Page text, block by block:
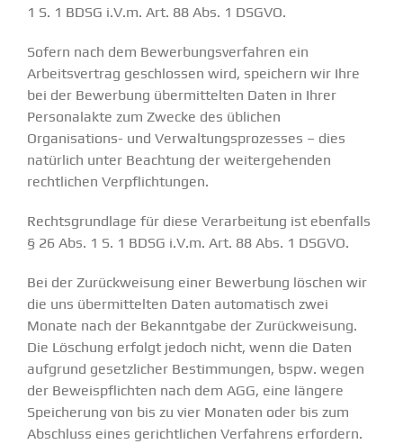
1 S. 1 BDSG i.V.m. Art. 88 Abs. 1 DSGVO.
Sofern nach dem Bewerbungsverfahren ein
Arbeitsvertrag geschlossen wird, speichern wir Ihre
bei der Bewerbung übermittelten Daten in Ihrer
Personalakte zum Zwecke des üblichen
Organisations- und Verwaltungsprozesses – dies
natürlich unter Beachtung der weitergehenden
rechtlichen Verpflichtungen.
Rechtsgrundlage für diese Verarbeitung ist ebenfalls
§ 26 Abs. 1 S. 1 BDSG i.V.m. Art. 88 Abs. 1 DSGVO.
Bei der Zurückweisung einer Bewerbung löschen wir
die uns übermittelten Daten automatisch zwei
Monate nach der Bekanntgabe der Zurückweisung.
Die Löschung erfolgt jedoch nicht, wenn die Daten
aufgrund gesetzlicher Bestimmungen, bspw. wegen
der Beweispflichten nach dem AGG, eine längere
Speicherung von bis zu vier Monaten oder bis zum
Abschluss eines gerichtlichen Verfahrens erfordern.